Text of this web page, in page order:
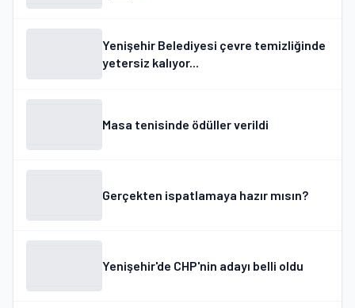
Yenişehir Belediyesi çevre temizliğinde
yetersiz kalıyor...
Masa tenisinde ödüller verildi
Gerçekten ispatlamaya hazır mısın?
Yenişehir'de CHP'nin adayı belli oldu